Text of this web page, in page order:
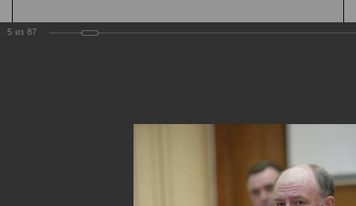
Государственная
5 из 87